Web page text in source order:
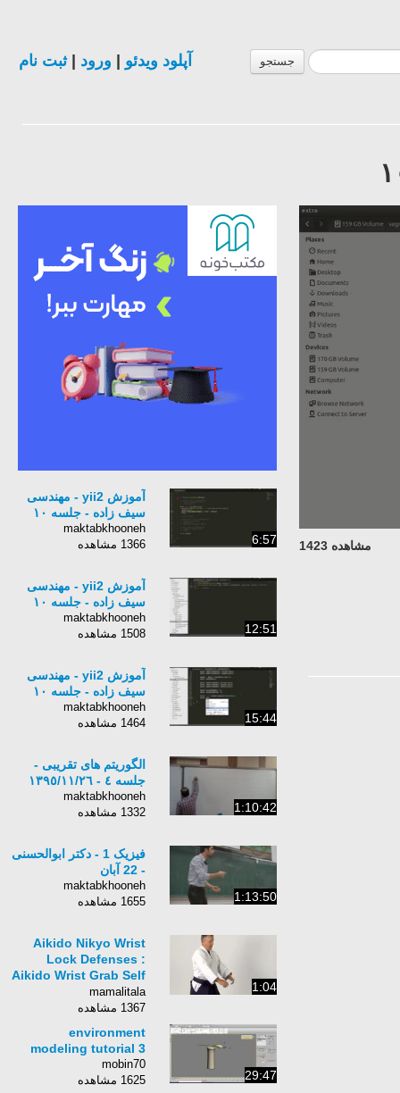
جستجو آپلود ویدئو ورود |ثبت نام
مشاهده 1423 6:57
آموزش yii2 - مهندسی
سیف زاده - جلسه ١٠
maktabkhooneh
1366 مشاهده
12:51
آموزش yii2 - مهندسی
سیف زاده - جلسه ١٠
maktabkhooneh
1508 مشاهده
15:44
آموزش yii2 - مهندسی
سیف زاده - جلسه ١٠
maktabkhooneh
1464 مشاهده
1:10:42
الگوریتم های تقریبی -
جلسه ٤ - ١٣٩٥/١١/٢٦
maktabkhooneh
1332 مشاهده
1:13:50
فیزیک 1 - دکتر ابوالحسنی
- 22 آبان
maktabkhooneh
1655 مشاهده
1:04
Aikido Nikyo Wrist
Lock Defenses :
Aikido Wrist Grab Self
Defense
mamalitala
1367 مشاهده
29:47
environment
modeling tutorial 3
mobin70
1625 مشاهده